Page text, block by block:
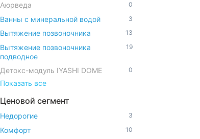
Аюрведа 0
Ванны с минеральной водой 3
Вытяжение позвоночника 13
Вытяжение позвоночника
подводное
19
Детокс-модуль IYASHI DOME 0
Показать все
Ценовой сегмент
Недорогие 3
Комфорт 10